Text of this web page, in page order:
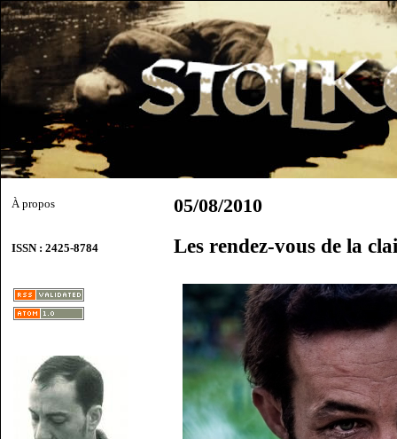
À propos
ISSN : 2425-8784
05/08/2010
Les rendez-vous de la